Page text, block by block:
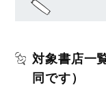
対象書店一
同です）